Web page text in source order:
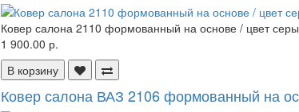
Ковер салона 2110 формованный на основе / цвет
1 900.00 р.
В корзину
Ковер салона ВАЗ 2106 формованный на